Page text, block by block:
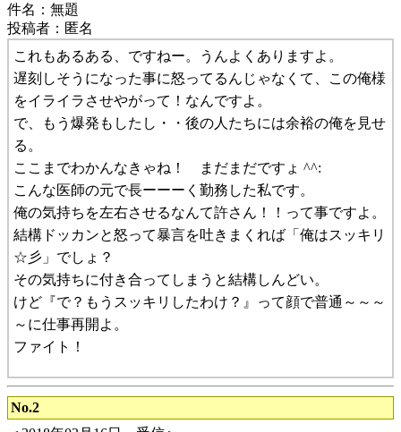
件名：無題
投稿者：匿名
これもあるある、ですねー。うんよくありますよ。
遅刻しそうになった事に怒ってるんじゃなくて、この俺様
をイライラさせやがって！なんですよ。
で、もう爆発もしたし・・後の人たちには余裕の俺を見せ
る。
ここまでわかんなきゃね！ まだまだですょ ^^:
こんな医師の元で長ーーーく勤務した私です。
俺の気持ちを左右させるなんて許さん！！って事ですよ。
結構ドッカンと怒って暴言を吐きまくれば「俺はスッキリ
☆彡」でしょ？
その気持ちに付き合ってしまうと結構しんどい。
けど『で？もうスッキリしたわけ？』って顔で普通～～～
～に仕事再開よ。
ファイト！
No.2